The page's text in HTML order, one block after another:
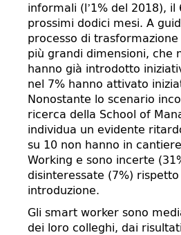
informali (l’1% del 2018), il
prossimi dodici mesi. A
processo di trasformazione
più grandi dimensioni, che
hanno già introdotto
nel 7% hanno attivato
Nonostante lo scenario
ricerca della School of
individua un evidente
su 10 non hanno in
Working e sono incerte
disinteressate (7%)
introduzione.
Gli smart worker sono
dei loro colleghi, dai